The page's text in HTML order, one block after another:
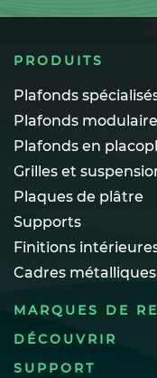
PRODUITS
Plafonds
Plafonds
Plafonds en
Grilles et
Plaques de plâtre
Supports
Finitions
Cadres métalliques
MARQUES DE
DÉCOUVRIR
SUPPORT